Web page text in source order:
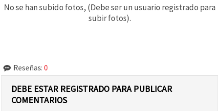
No se han subido fotos, (Debe ser un usuario registrado para
subir fotos).
Reseñas: 0
DEBE ESTAR REGISTRADO PARA PUBLICAR
COMENTARIOS